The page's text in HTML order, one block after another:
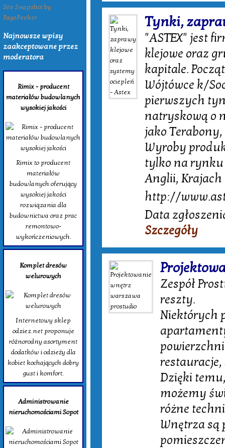
Site Snapshot by
PagePeeker
Najnowsze wpisy
zaakceptowane przez
moderatora
Rimix - producent
materiałów budowlanych
wysokiej jakości
Rimix to producent
materiałów
budowlanych oferujący
wysokiej jakości
rozwiązania dla
budownictwa oraz prac
remontowo-
wykończeniowych.
Komplet dresów
welurowych
Internetowy sklep
odziez.net proponuje
różnorodny asortyment
dodatków i odzieży dla
kobiet kochających dobry
gust i komfort.
Administrowanie
nieruchomościami Sopot
Tynki,
"ASTEX" jest
klejowe oraz
kapitale.
Wójtówce k/
pierwszych
natryskową o
jako
Wyroby
tylko na rynku
Anglii, Krajach
http://
Data
Szczegóły
Zespół
reszty.
Niektórych
restauracje,
Dzięki
możemy
różne
Wnętrza są